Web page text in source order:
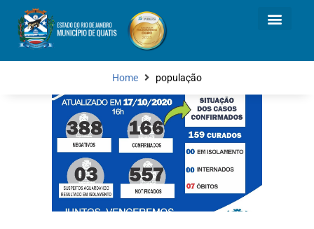
Home população